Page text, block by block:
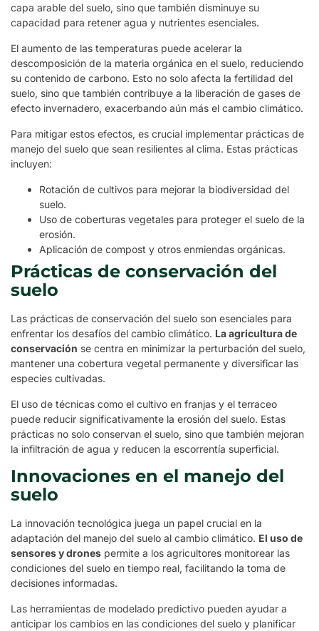
capa arable del suelo, sino que también disminuye su
capacidad para retener agua y nutrientes esenciales.
El aumento de las temperaturas puede acelerar la
descomposición de la materia orgánica en el suelo, reduciendo
su contenido de carbono. Esto no solo afecta la fertilidad del
suelo, sino que también contribuye a la liberación de gases de
efecto invernadero, exacerbando aún más el cambio climático.
Para mitigar estos efectos, es crucial implementar prácticas de
manejo del suelo que sean resilientes al clima. Estas prácticas
incluyen:
Rotación de cultivos para mejorar la biodiversidad del
suelo.
Uso de coberturas vegetales para proteger el suelo de la
erosión.
Aplicación de compost y otros enmiendas orgánicas.
Prácticas de conservación del
suelo
Las prácticas de conservación del suelo son esenciales para
enfrentar los desafíos del cambio climático. La agricultura de
conservación se centra en minimizar la perturbación del suelo,
mantener una cobertura vegetal permanente y diversificar las
especies cultivadas.
El uso de técnicas como el cultivo en franjas y el terraceo
puede reducir significativamente la erosión del suelo. Estas
prácticas no solo conservan el suelo, sino que también mejoran
la infiltración de agua y reducen la escorrentía superficial.
Innovaciones en el manejo del
suelo
La innovación tecnológica juega un papel crucial en la
adaptación del manejo del suelo al cambio climático. El uso de
sensores y drones permite a los agricultores monitorear las
condiciones del suelo en tiempo real, facilitando la toma de
decisiones informadas.
Las herramientas de modelado predictivo pueden ayudar a
anticipar los cambios en las condiciones del suelo y planificar